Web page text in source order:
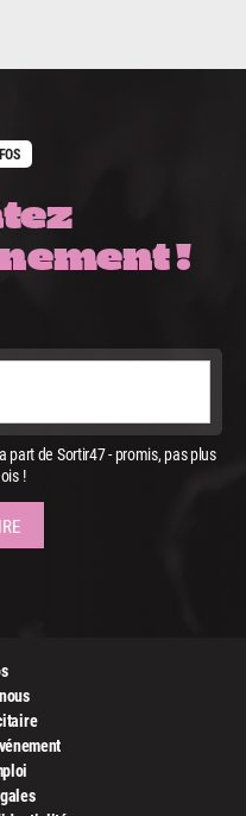
!
de Sortir47 - promis, pas plus
!